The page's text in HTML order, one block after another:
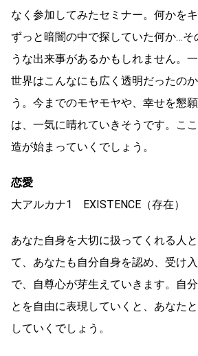
なく参加してみたセミナー。何かを
ずっと暗闇の中で探していた何か…そ
うな出来事があるかもしれません。
世界はこんなにも広く透明だったの
う。今までのモヤモヤや、幸せを懇
は、一気に晴れていきそうです。こ
造が始まっていくでしょう。
恋愛
大アルカナ1 EXISTENCE（存在）
あなた自身を大切に扱ってくれる人
て、あなたも自分自身を認め、受け
で、自尊心が芽生えていきます。自
とを自由に表現していくと、あなた
していくでしょう。